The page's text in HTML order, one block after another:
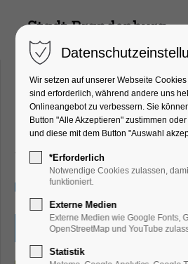
Kein Ostern ohne
Bildung, Vortrag,
Jugend, Lesung
25.04.2025, 10:00–11:00
Eintritt frei
Wir setzen auf unserer Webseite
sind erforderlich, während andere uns
Onlineangebot zu verbessern. Sie
Button "Alle Akzeptieren" zustimmen
und diese mit dem Button "Auswahl
*Erforderlich
Notwendige Cookies zulassen,
funktioniert.
Externe Medien
Externe Medien wie Google Fonts,
OpenStreetMap und YouTube
Statistik